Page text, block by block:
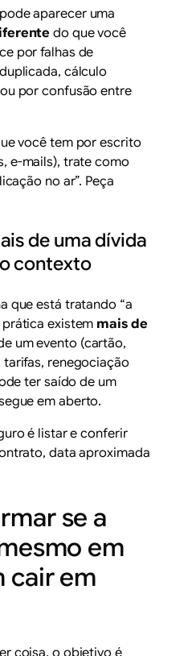
aparecer uma
do que você
por falhas de
cálculo
por confusão entre
você tem por escrito
e-mails), trate como
no ar”. Peça
de uma dívida
contexto
que está tratando “a
prática existem mais de
um evento (cartão,
renegociação
ter saído de um
em aberto.
é listar e conferir
data aproximada
se a
em
cair em
coisa, o objetivo é